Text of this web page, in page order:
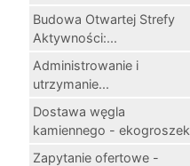
Budowa Otwartej Strefy
Aktywności:...
Administrowanie i
utrzymanie...
Dostawa węgla
kamiennego - ekogroszek
Zapytanie ofertowe -